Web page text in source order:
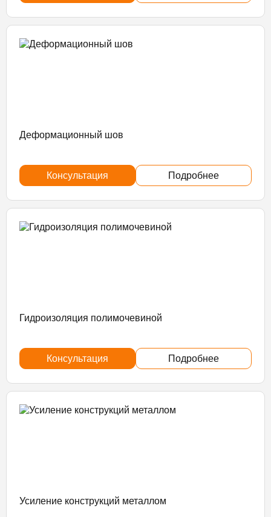
Деформационный шов
Консультация Подробнее
Гидроизоляция полимочевиной
Консультация Подробнее
Усиление конструкций металлом